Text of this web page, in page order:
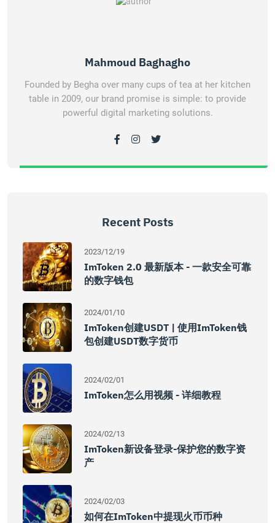
Mahmoud Baghagho
Founded by Begha over many cups of tea at her kitchen
table in 2009, our brand promise is simple: to provide
powerful digital marketing solutions.
Recent Posts
2023/12/19
ImToken 2.0 最新版本 - 一款安全可靠
的数字钱包
2024/01/10
ImToken创建USDT | 使用imToken钱
包创建USDT数字货币
2024/02/01
ImToken怎么用视频 - 详细教程
2024/02/13
ImToken新设备登录-保护您的数字资
产
2024/02/03
如何在imToken中提现火币币种